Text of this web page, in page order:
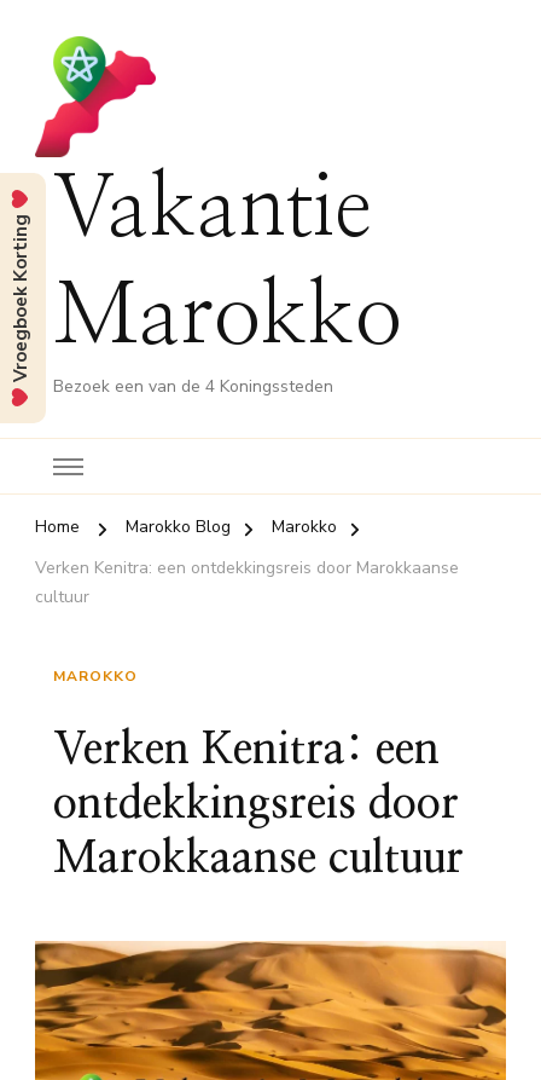
Vakantie
Marokko
Bezoek een van de 4 Koningssteden
Home Marokko Blog
Marokko
Verken Kenitra: een ontdekkingsreis door Marokkaanse
cultuur
MAROKKO
Verken Kenitra: een
ontdekkingsreis door
Marokkaanse cultuur
Vroegboek Korting